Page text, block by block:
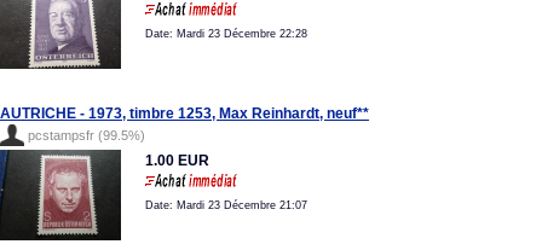
Date: Mardi 23 Décembre 22:28
AUTRICHE - 1973, timbre 1253, Max Reinhardt, neuf**
pcstampsfr (99.5%)
1.00 EUR
Date: Mardi 23 Décembre 21:07